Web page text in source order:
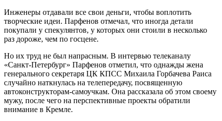
Инженеры отдавали все свои деньги, чтобы воплотить
творческие идеи. Парфенов отмечал, что иногда детали
покупали у спекулянтов, у которых они стоили в несколько
раз дороже, чем по госцене.
Но их труд не был напрасным. В интервью телеканалу
«Санкт-Петербург» Парфенов отметил, что однажды жена
генерального секретаря ЦК КПСС Михаила Горбачева Раиса
случайно наткнулась на телепередачу, посвященную
автоконструкторам-самоучкам. Она рассказала об этом своему
мужу, после чего на перспективные проекты обратили
внимание в Кремле.